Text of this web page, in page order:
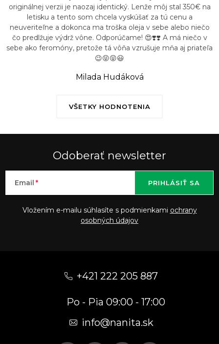
VŠETKY HODNOTENIA
originálnej verzii je naozaj identický. Lenže môj stal 350€ na
letisku a tento som chcela vyskúšať za tú cenu a
neuveriteľne a dokonca ma troška oleja v sebe alebo niečo
čo predlžuje výdrž vône. Odporúčame! 😍❣️❣️ A má niečo v
sebe ako feromóny, pretože tá vôňa vzrušuje mňa aj priateľa
😉😝😝😃
Milada Hudáková
Odoberať newsletter
Email
Vložením e-mailu súhlasíte s podmienkami ochrany
osobných údajov
PRIHLÁSIŤ SA
+421 222 205 887
Po - Pia 09:00 - 17:00
info@nanita.sk